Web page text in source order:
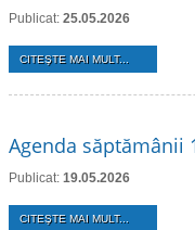
Publicat: 25.05.2026
CITEŞTE MAI MULT...
Agenda săptămânii
Publicat: 19.05.2026
CITEŞTE MAI MULT...